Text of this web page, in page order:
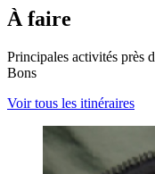
À faire
Principales activités près
Bons
Voir tous les itinéraires